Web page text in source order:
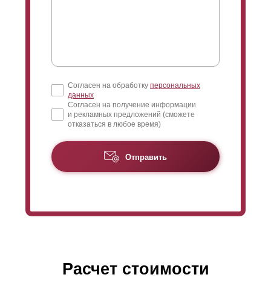
позволяет просматривать, кто проходит мимо вашего
Согласен на обработку персональных
данных
Согласен на получение информации
и рекламных предложений (сможете
отказаться в любое время)
Отправить
Расчет стоимости